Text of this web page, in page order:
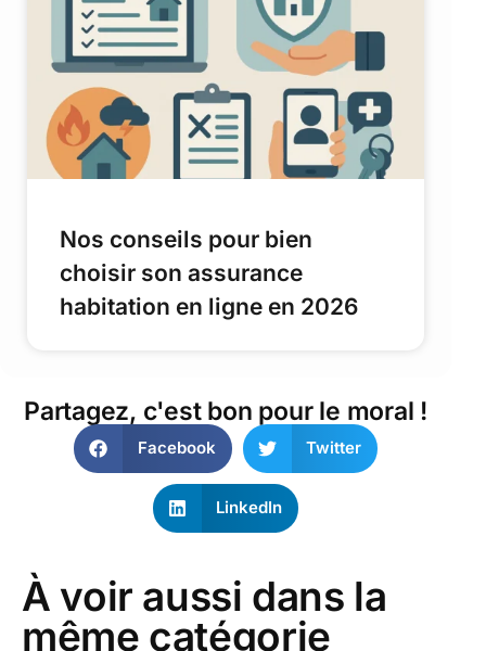
Nos conseils pour bien
choisir son assurance
habitation en ligne en 2026
Partagez, c'est bon pour le moral !
Facebook Twitter
LinkedIn
À voir aussi dans la
même catégorie